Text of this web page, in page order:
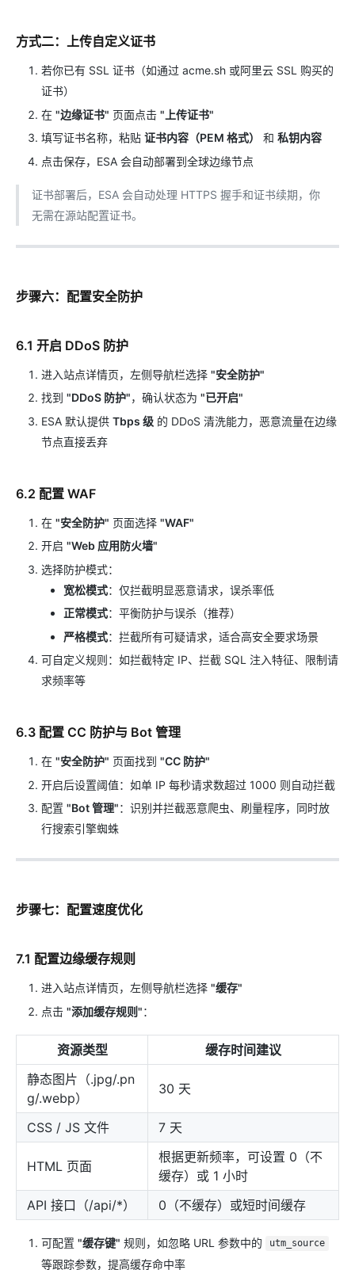
方式二：上传自定义证书
若你已有 SSL 证书（如通过 acme.sh 或阿里云 SSL 购买的
证书）
在 "边缘证书" 页面点击 "上传证书"
填写证书名称，粘贴 证书内容（PEM 格式） 和 私钥内容
点击保存，ESA 会自动部署到全球边缘节点
证书部署后，ESA 会自动处理 HTTPS 握手和证书续期，你
无需在源站配置证书。
步骤六：配置安全防护
6.1 开启 DDoS 防护
进入站点详情页，左侧导航栏选择 "安全防护"
找到 "DDoS 防护"，确认状态为 "已开启"
ESA 默认提供 Tbps 级 的 DDoS 清洗能力，恶意流量在边缘
节点直接丢弃
6.2 配置 WAF
在 "安全防护" 页面选择 "WAF"
开启 "Web 应用防火墙"
选择防护模式：
宽松模式：仅拦截明显恶意请求，误杀率低
正常模式：平衡防护与误杀（推荐）
严格模式：拦截所有可疑请求，适合高安全要求场景
可自定义规则：如拦截特定 IP、拦截 SQL 注入特征、限制请
求频率等
6.3 配置 CC 防护与 Bot 管理
在 "安全防护" 页面找到 "CC 防护"
开启后设置阈值：如单 IP 每秒请求数超过 1000 则自动拦截
配置 "Bot 管理"：识别并拦截恶意爬虫、刷量程序，同时放
行搜索引擎蜘蛛
步骤七：配置速度优化
7.1 配置边缘缓存规则
进入站点详情页，左侧导航栏选择 "缓存"
点击 "添加缓存规则"：
资源类型
缓存时间建议
静态图片（.jpg/.pn
g/.webp）
30 天
CSS / JS 文件 7 天
HTML 页面
根据更新频率，可设置 0（不
缓存）或 1 小时
API 接口（/api/*）
0（不缓存）或短时间缓存
可配置 "缓存键" 规则，如忽略 URL 参数中的 utm_source
等跟踪参数，提高缓存命中率